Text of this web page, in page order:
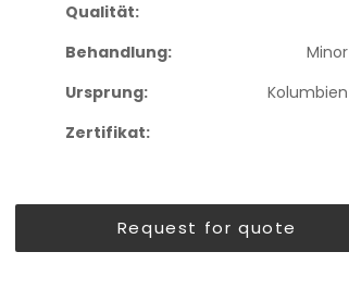
Qualität:
Behandlung:
Minor
Ursprung:
Kolumbien
Zertifikat:
Request for quote